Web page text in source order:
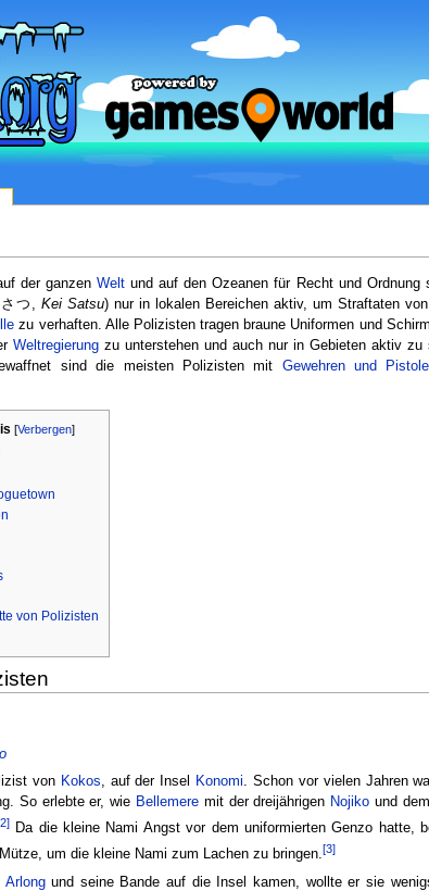
der ganzenWelt und auf den Ozeanen für Recht und Ordnung
さつ,Kei Satsu) nur in lokalen Bereichen aktiv, um Straftaten
zu verhaften. Alle Polizisten tragen braune Uniformen und
Weltregierungzu unterstehen und auch nur in Gebieten aktiv zu
sind die meisten Polizisten mit Gewehren und
[Verbergen]
von Polizisten
von Kokos, auf der Insel Konomi. Schon vor vielen Jahren
So erlebte er, wie Bellemeremit der dreijährigen Nojiko und
Da die kleine Nami Angst vor dem uniformierten Genzo hatte,
um die kleine Nami zum Lachen zu bringen.[3]
Arlongund seine Bande auf die Insel kamen, wollte er sie